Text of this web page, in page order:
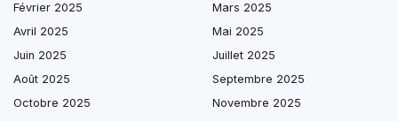
Février 2025
Mars 2025
Avril 2025
Mai 2025
Juin 2025
Juillet 2025
Août 2025
Septembre 2025
Octobre 2025
Novembre 2025